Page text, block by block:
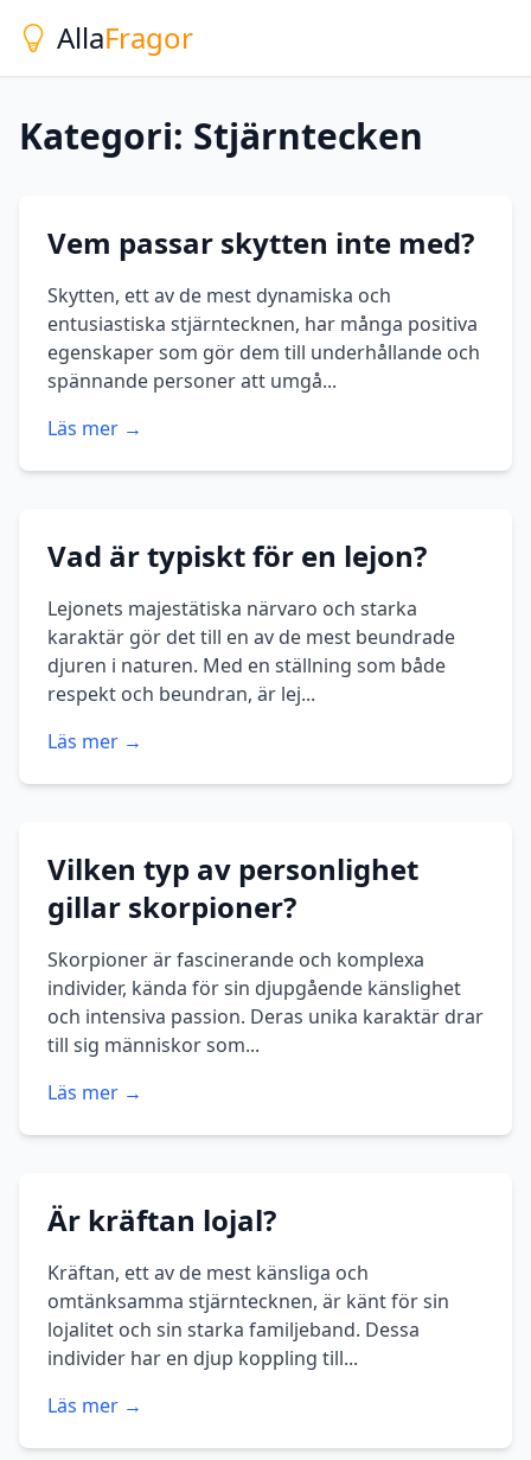
AllaFragor
Kategori: Stjärntecken
Vem passar skytten inte med?
Skytten, ett av de mest dynamiska och
entusiastiska stjärntecknen, har många positiva
egenskaper som gör dem till underhållande och
spännande personer att umgå...
Läs mer →
Vad är typiskt för en lejon?
Lejonets majestätiska närvaro och starka
karaktär gör det till en av de mest beundrade
djuren i naturen. Med en ställning som både
respekt och beundran, är lej...
Läs mer →
Vilken typ av personlighet
gillar skorpioner?
Skorpioner är fascinerande och komplexa
individer, kända för sin djupgående känslighet
och intensiva passion. Deras unika karaktär drar
till sig människor som...
Läs mer →
Är kräftan lojal?
Kräftan, ett av de mest känsliga och
omtänksamma stjärntecknen, är känt för sin
lojalitet och sin starka familjeband. Dessa
individer har en djup koppling till...
Läs mer →